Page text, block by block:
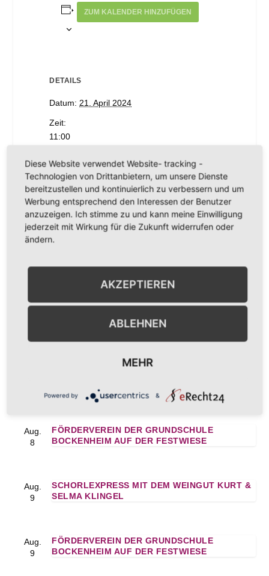
ZUM KALENDER HINZUFÜGEN
DETAILS
Datum: 21. April 2024
Zeit:
11:00
Veranstaltungen
SchorleXpress – mit dem
Weinhaus Schlick am
Familienfest
auf der
Aug.
8
FÖRDERVEREIN DER GRUNDSCHULE
BOCKENHEIM AUF DER FESTWIESE
Aug.
9
SCHORLEXPRESS MIT DEM WEINGUT KURT &
SELMA KLINGEL
Aug.
9
FÖRDERVEREIN DER GRUNDSCHULE
BOCKENHEIM AUF DER FESTWIESE
Diese Website verwendet Website- tracking -
Technologien von Drittanbietern, um unsere Dienste
bereitzustellen und kontinuierlich zu verbessern und um
Werbung entsprechend den Interessen der Benutzer
anzuzeigen. Ich stimme zu und kann meine Einwilligung
jederzeit mit Wirkung für die Zukunft widerrufen oder
ändern.
AKZEPTIEREN
ABLEHNEN
MEHR
Powered by &